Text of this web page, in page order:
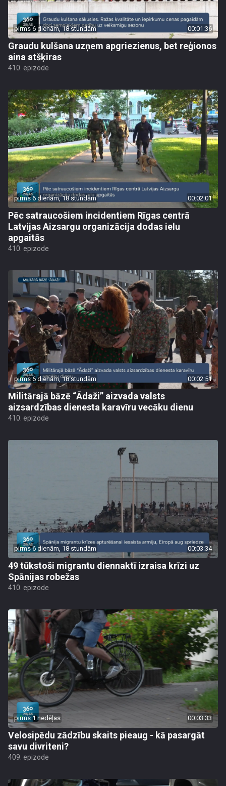
pirms 6 dienām, 18 stundām 00:01:36
Graudu kulšana uzņem apgriezienus, bet reģionos
aina atšķiras
410. epizode
pirms 6 dienām, 18 stundām 00:02:01
Pēc satraucošiem incidentiem Rīgas centrā
Latvijas Aizsargu organizācija dodas ielu
apgaitās
410. epizode
pirms 6 dienām, 18 stundām 00:02:51
Militārajā bāzē “Ādaži” aizvada valsts
aizsardzības dienesta karavīru vecāku dienu
410. epizode
pirms 6 dienām, 18 stundām 00:03:34
49 tūkstoši migrantu diennaktī izraisa krīzi uz
Spānijas robežas
410. epizode
pirms 1 nedēļas 00:03:33
Velosipēdu zādzību skaits pieaug - kā pasargāt
savu divriteni?
409. epizode